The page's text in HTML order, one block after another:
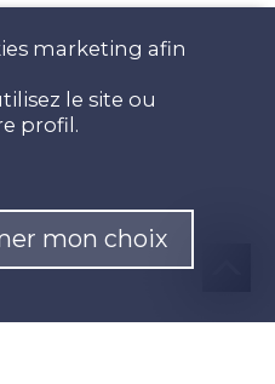
marketing afin
le site ou
profil.
mon choix